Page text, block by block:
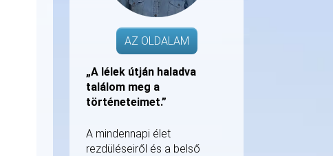
AZ OLDALAM
„A lélek útján haladva
találom meg a
történeteimet.”
A mindennapi élet
rezdüléseiről és a belső